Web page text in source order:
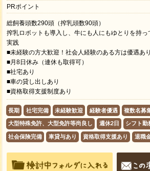
PRポイント
総飼養頭数290頭（搾乳頭数90頭）
搾乳ロボットも導入し、牛にも人にもゆとりを持
実践
■未経験の方大歓迎！社会人経験のある方は優遇あり
■月8日休み（連休も取得可）
■社宅あり
■車の貸し出しあり
■資格取得支援制度あり
長期 社宅完備 未経験歓迎 経験者優遇 複数名募
大型特殊免許、大型免許等尚良し 週休2日 シフト勤
社会保険完備 車貸与あり 資格取得支援あり 退職